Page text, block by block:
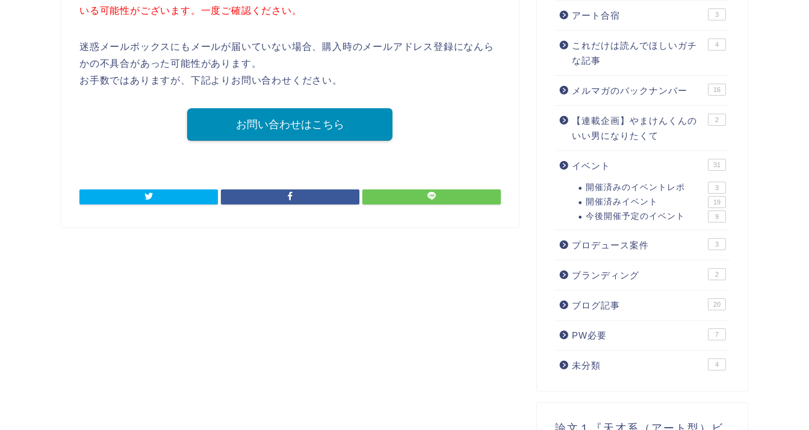
いる可能性がございます。一度ご確認ください。
迷惑メールボックスにもメールが届いていない場合、購入時のメールアドレス登録になんら
かの不具合があった可能性があります。
お手数ではありますが、下記よりお問い合わせください。
お問い合わせはこちら
アート合宿 3
これだけは読んでほしいガチ
な記事
4
メルマガのバックナンバー 16
【連載企画】やまけんくんの
いい男になりたくて
2
イベント 31
開催済みのイベントレポ 3
開催済みイベント 19
今後開催予定のイベント 9
プロデュース案件 3
ブランディング 2
ブログ記事 20
PW必要 7
未分類 4